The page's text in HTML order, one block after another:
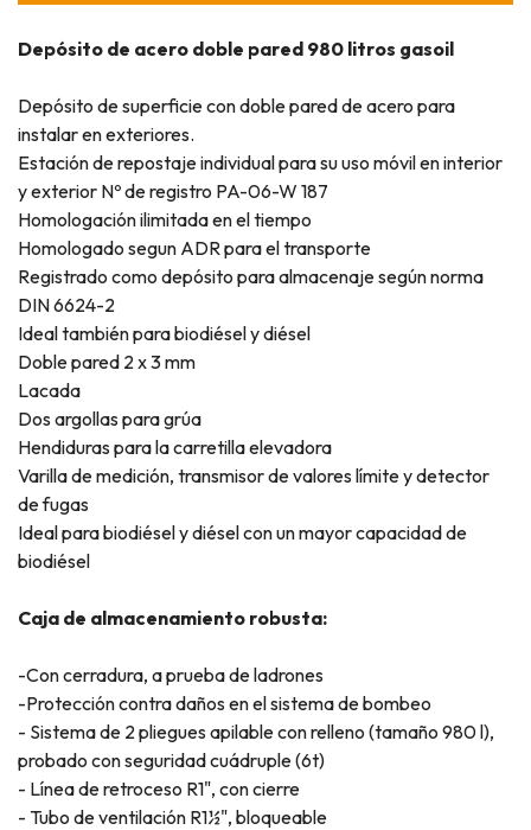
Depósito de acero doble pared 980 litros gasoil
Depósito de superficie con doble pared de acero para
instalar en exteriores.
Estación de repostaje individual para su uso móvil en interior
y exterior Nº de registro PA-06-W 187
Homologación ilimitada en el tiempo
Homologado segun ADR para el transporte
Registrado como depósito para almacenaje según norma
DIN 6624-2
Ideal también para biodiésel y diésel
Doble pared 2 x 3 mm
Lacada
Dos argollas para grúa
Hendiduras para la carretilla elevadora
Varilla de medición, transmisor de valores límite y detector
de fugas
Ideal para biodiésel y diésel con un mayor capacidad de
biodiésel
Caja de almacenamiento robusta:
-Con cerradura, a prueba de ladrones
-Protección contra daños en el sistema de bombeo
- Sistema de 2 pliegues apilable con relleno (tamaño 980 l),
probado con seguridad cuádruple (6t)
- Línea de retroceso R1", con cierre
- Tubo de ventilación R1½", bloqueable